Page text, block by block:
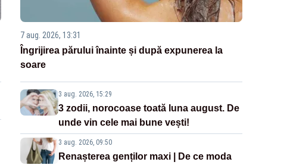
7 aug. 2026, 13:31
Îngrijirea părului înainte și după expunerea la
soare
3 aug. 2026, 15:29
3 zodii, norocoase toată luna august. De
unde vin cele mai bune vești!
3 aug. 2026, 09:50
Renașterea genților maxi | De ce moda